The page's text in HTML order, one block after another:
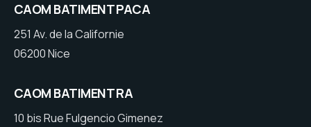
CAOM BATIMENT PACA
251 Av. de la Californie
06200 Nice
CAOM BATIMENT RA
10 bis Rue Fulgencio Gimenez